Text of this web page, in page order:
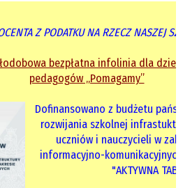
Z PODATKU NA RZECZ NASZEJ
bezpłatna infolinia dla
pedagogów „Pomagamy”
Dofinansowano z budżetu
rozwijania szkolnej
uczniów i nauczycieli w
informacyjno-
"AKTYWNA